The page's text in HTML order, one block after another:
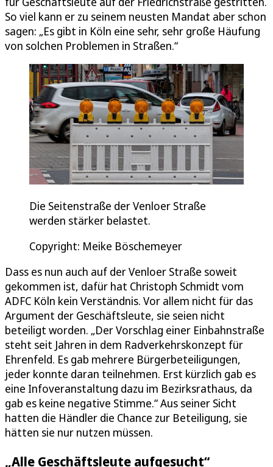
So viel kann er zu seinem neusten Mandat aber schon
sagen: „Es gibt in Köln eine sehr, sehr große Häufung
von solchen Problemen in Straßen.“
Die Seitenstraße der Venloer Straße
werden stärker belastet.
Copyright: Meike Böschemeyer
Dass es nun auch auf der Venloer Straße soweit
gekommen ist, dafür hat Christoph Schmidt vom
ADFC Köln kein Verständnis. Vor allem nicht für das
Argument der Geschäftsleute, sie seien nicht
beteiligt worden. „Der Vorschlag einer Einbahnstraße
steht seit Jahren in dem Radverkehrskonzept für
Ehrenfeld. Es gab mehrere Bürgerbeteiligungen,
jeder konnte daran teilnehmen. Erst kürzlich gab es
eine Infoveranstaltung dazu im Bezirksrathaus, da
gab es keine negative Stimme.“ Aus seiner Sicht
hatten die Händler die Chance zur Beteiligung, sie
hätten sie nur nutzen müssen.
„Alle Geschäftsleute aufgesucht“